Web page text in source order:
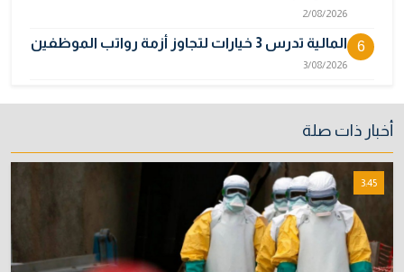
2/08/2026
6 المالية تدرس 3 خيارات لتجاوز أزمة رواتب الموظفين
3/08/2026
31/07/2026
8
إتلاف أكثر من 106 كغم مخدرات و22 ألف قرص في
بغداد
31/07/2026
9
خطر "إيبولا" يتضاعف.. ارتفاع عدد الإصابات
بالفيروس إلى 3748
أخبار ذات صلة
3:45